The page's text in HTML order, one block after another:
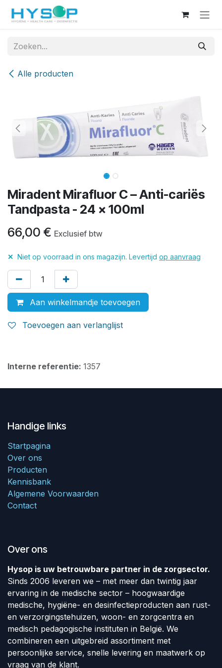
Overslaan naar inhoud
Alle producten
Miradent Mirafluor C – Anti-cariës
Tandpasta - 24 x 100ml
66,00 € Exclusief btw
✕ Niet op voorraad in ons magazijn. Levertijd op aanvraag
Aan winkelmandje toevoegen
Toevoegen aan verlanglijst
Interne referentie: 1357
Handige links
Startpagina
Over ons
Producten
Kennisbank
Algemene Voorwaarden
Contact
Over ons
Hysop is uw betrouwbare partner in de zorgsector.
Sinds 2006 leveren we – met meer dan twintig jaar
ervaring in de medische sector – hoogwaardige
medische, hygiëne- en desinfectieproducten aan rust-
en verzorgingstehuizen, woon- en zorgcentra en
medisch pedagogische instituten in België. We
combineren een uitgebreid assortiment met
persoonlijke service, snelle levering en maatwerk op
vraag van de klant.